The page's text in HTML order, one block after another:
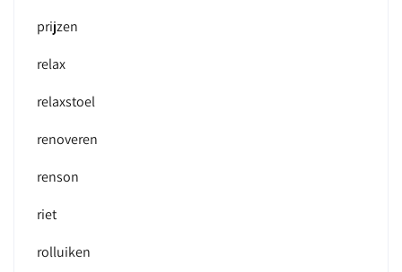
prijzen
relax
relaxstoel
renoveren
renson
riet
rolluiken